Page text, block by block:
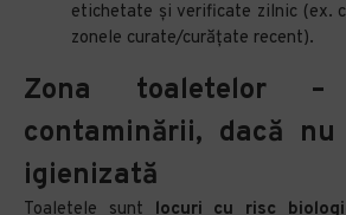
etichetate și verificate zilnic (ex.
zonele curate/curățate recent).
Zona toaletelor –
contaminării, dacă
igienizată
Toaletele sunt locuri cu risc